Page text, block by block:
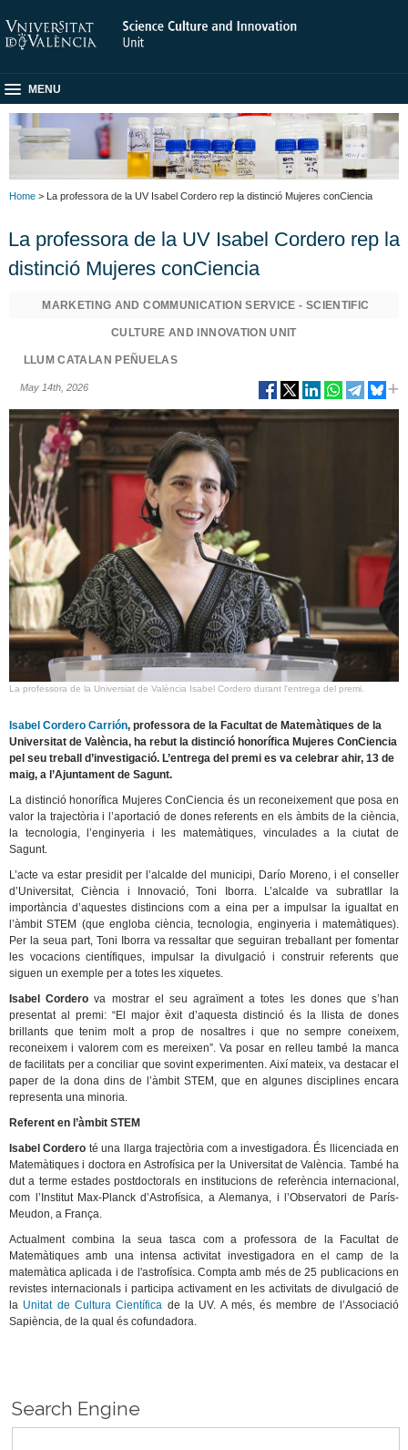
MENU
Home > La professora de la UV Isabel Cordero rep la distinció Mujeres conCiencia
La professora de la UV Isabel Cordero rep la
distinció Mujeres conCiencia
MARKETING AND COMMUNICATION SERVICE - SCIENTIFIC
CULTURE AND INNOVATION UNIT
LLUM CATALAN PEÑUELAS
May 14th, 2026
La professora de la Universiat de València Isabel Cordero durant l'entrega del premi.
Isabel Cordero Carrión, professora de la Facultat de Matemàtiques de la
Universitat de València, ha rebut la distinció honorífica Mujeres ConCiencia
pel seu treball d’investigació. L’entrega del premi es va celebrar ahir, 13 de
maig, a l’Ajuntament de Sagunt.
La distinció honorífica Mujeres ConCiencia és un reconeixement que posa en
valor la trajectòria i l’aportació de dones referents en els àmbits de la ciència,
la tecnologia, l’enginyeria i les matemàtiques, vinculades a la ciutat de
Sagunt.
L’acte va estar presidit per l’alcalde del municipi, Darío Moreno, i el conseller
d’Universitat, Ciència i Innovació, Toni Iborra. L’alcalde va subratllar la
importància d’aquestes distincions com a eina per a impulsar la igualtat en
l’àmbit STEM (que engloba ciència, tecnologia, enginyeria i matemàtiques).
Per la seua part, Toni Iborra va ressaltar que seguiran treballant per fomentar
les vocacions científiques, impulsar la divulgació i construir referents que
siguen un exemple per a totes les xiquetes.
Isabel Cordero va mostrar el seu agraïment a totes les dones que s’han
presentat al premi: “El major èxit d’aquesta distinció és la llista de dones
brillants que tenim molt a prop de nosaltres i que no sempre coneixem,
reconeixem i valorem com es mereixen”. Va posar en relleu també la manca
de facilitats per a conciliar que sovint experimenten. Així mateix, va destacar el
paper de la dona dins de l’àmbit STEM, que en algunes disciplines encara
representa una minoria.
Referent en l’àmbit STEM
Isabel Cordero té una llarga trajectòria com a investigadora. És llicenciada en
Matemàtiques i doctora en Astrofísica per la Universitat de València. També ha
dut a terme estades postdoctorals en institucions de referència internacional,
com l’Institut Max-Planck d’Astrofísica, a Alemanya, i l’Observatori de París-
Meudon, a França.
Actualment combina la seua tasca com a professora de la Facultat de
Matemàtiques amb una intensa activitat investigadora en el camp de la
matemàtica aplicada i de l'astrofísica. Compta amb més de 25 publicacions en
revistes internacionals i participa activament en les activitats de divulgació de
la Unitat de Cultura Científica de la UV. A més, és membre de l’Associació
Sapiència, de la qual és cofundadora.
Search Engine